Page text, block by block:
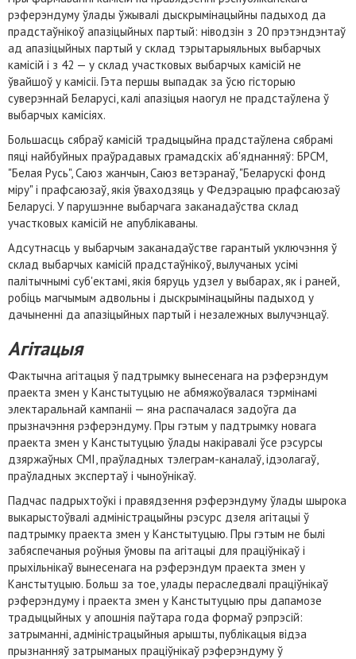
рэферэндуму ўлады ўжывалі дыскрымінацыйны падыход да
прадстаўнікоў апазіцыйных партый: ніводзін з 20 прэтэндэнтаў
ад апазіцыйных партый у склад тэрытарыяльных выбарчых
камісій і з 42 — у склад участковых выбарчых камісій не
ўвайшоў у камісіі. Гэта першы выпадак за ўсю гісторыю
суверэннай Беларусі, калі апазіцыя наогул не прадстаўлена ў
выбарчых камісіях.
Большасць сябраў камісій традыцыйна прадстаўлена сябрамі
пяці найбуйных праўрадавых грамадскіх аб'яднанняў: БРСМ,
"Белая Русь", Саюз жанчын, Саюз ветэранаў, "Беларускі фонд
міру" і прафсаюзаў, якія ўваходзяць у Федэрацыю прафсаюзаў
Беларусі. У парушэнне выбарчага заканадаўства склад
участковых камісій не апублікаваны.
Адсутнасць у выбарчым заканадаўстве гарантый уключэння ў
склад выбарчых камісій прадстаўнікоў, вылучаных усімі
палітычнымі суб'ектамі, якія бяруць удзел у выбарах, як і раней,
робіць магчымым адвольны і дыскрымінацыйны падыход у
дачыненні да апазіцыйных партый і незалежных вылучэнцаў.
Агітацыя
Фактычна агітацыя ў падтрымку вынесенага на рэферэндум
праекта змен у Канстытуцыю не абмяжоўвалася тэрмінамі
электаральнай кампаніі — яна распачалася задоўга да
прызначэння рэферэндуму. Пры гэтым у падтрымку новага
праекта змен у Канстытуцыю ўлады накіравалі ўсе рэсурсы
дзяржаўных СМІ, праўладных тэлеграм-каналаў, ідэолагаў,
праўладных экспертаў і чыноўнікаў.
Падчас падрыхтоўкі і правядзення рэферэндуму ўлады шырока
выкарыстоўвалі адміністрацыйны рэсурс дзеля агітацыі ў
падтрымку праекта змен у Канстытуцыю. Пры гэтым не былі
забяспечаныя роўныя ўмовы па агітацыі для праціўнікаў і
прыхільнікаў вынесенага на рэферэндум праекта змен у
Канстытуцыю. Больш за тое, улады пераследвалі праціўнікаў
рэферэндуму і праекта змен у Канстытуцыю пры дапамозе
традыцыйных у апошнія паўтара года формаў рэпрэсій:
затрыманні, адміністрацыйныя арышты, публікацыя відэа
прызнанняў затрыманых праціўнікаў рэферэндуму ў